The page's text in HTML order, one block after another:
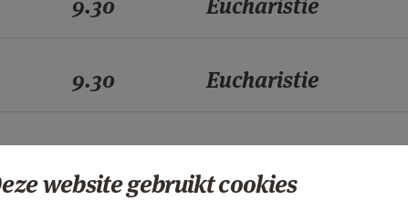
9.30 Eucharistie
9.30 Eucharistie
9.30 Eucharistie
website gebruikt cookies